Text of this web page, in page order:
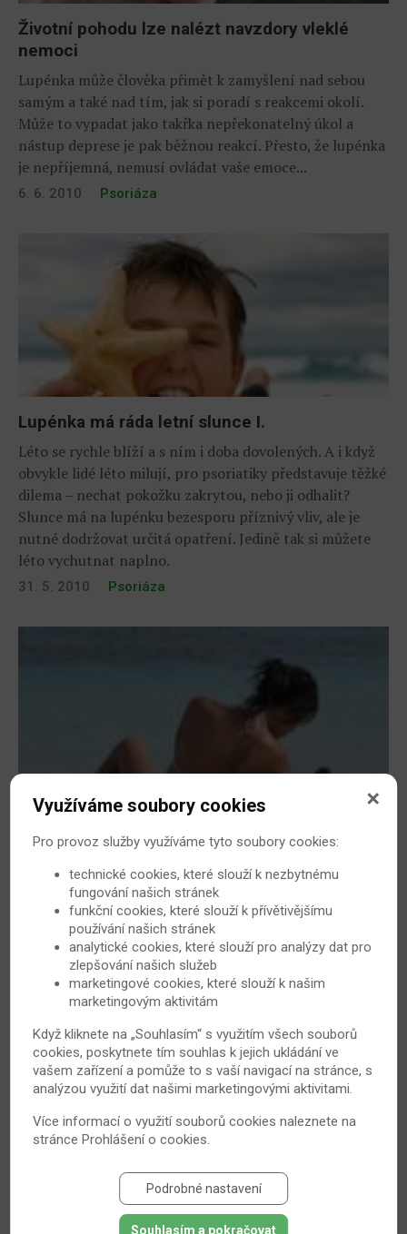
Životní pohodu lze nalézt navzdory vleklé
nemoci
Lupénka může člověka přimět k zamyšlení nad sebou
samým a také nad tím, jak si poradí s reakcemi okolí.
Může to vypadat jako takřka nepřekonatelný úkol a
nástup deprese je pak běžnou reakcí. Přesto, že lupénka
je nepříjemná, nemusí ovládat vaše emoce...
6. 6. 2010 Psoriáza
Lupénka má ráda letní slunce I.
Léto se rychle blíží a s ním i doba dovolených. A i když
obvykle lidé léto milují, pro psoriatiky představuje těžké
dilema – nechat pokožku zakrytou, nebo ji odhalit?
Slunce má na lupénku bezesporu příznivý vliv, ale je
nutné dodržovat určitá opatření. Jedině tak si můžete
léto vychutnat naplno.
31. 5. 2010 Psoriáza
Lupénka má ráda letní slunce II.
Máte psoriázu? Pak se na léto připravujte postupně po
celý rok. Jak? Postupně zvyšujte dávky slunečního
záření. Každý den přidejte pět minut a nikdy nebuďte na
slunci déle než půl hodiny bez použití opalovacích
krémů. Pokud jedete na dovolenou, zapomeňte na stres
a maximalizujte výhody dovolené.
23. 5. 2010 Psoriáza
Se stoupající oblibou tetování se zvyšuje i
výskyt autoimunitních onemocnění
Využíváme soubory cookies
Pro provoz služby využíváme tyto soubory cookies:
technické cookies, které slouží k nezbytnému
fungování našich stránek
funkční cookies, které slouží k přívětivějšímu
používání našich stránek
analytické cookies, které slouží pro analýzy dat pro
zlepšování našich služeb
marketingové cookies, které slouží k našim
marketingovým aktivitám
Když kliknete na „Souhlasím“ s využitím všech souborů
cookies, poskytnete tím souhlas k jejich ukládání ve
vašem zařízení a pomůže to s vaší navigací na stránce, s
analýzou využití dat našimi marketingovými aktivitami.
Více informací o využití souborů cookies naleznete na
stránceProhlášení o cookies
Podrobné nastavení
Souhlasím a pokračovat